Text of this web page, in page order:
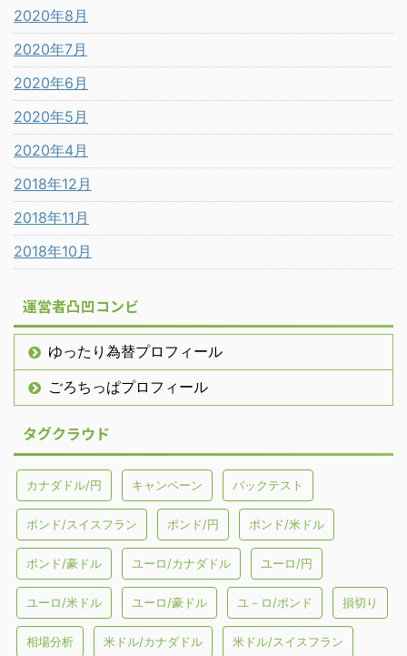
2020年8月
2020年7月
2020年6月
2020年5月
2020年4月
2018年12月
2018年11月
2018年10月
運営者凸凹コンビ
ゆったり為替プロフィール
ごろちっぱプロフィール
タグクラウド
カナダドル/円 キャンペーン バックテスト
ポンド/スイスフラン ポンド/円 ポンド/米ドル
ポンド/豪ドル ユーロ/カナダドル ユーロ/円
ユーロ/米ドル ユーロ/豪ドル ユ－ロ/ポンド 損切り
相場分析 米ドル/カナダドル 米ドル/スイスフラン